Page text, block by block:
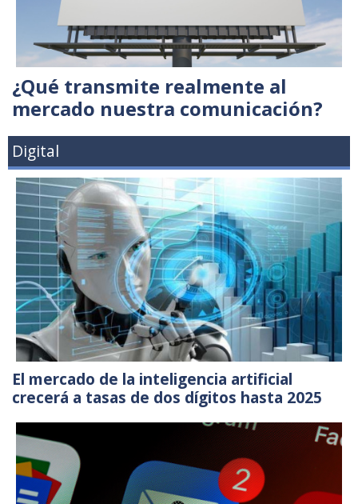
¿Qué transmite realmente al
mercado nuestra comunicación?
Digital
El mercado de la inteligencia artificial
crecerá a tasas de dos dígitos hasta 2025